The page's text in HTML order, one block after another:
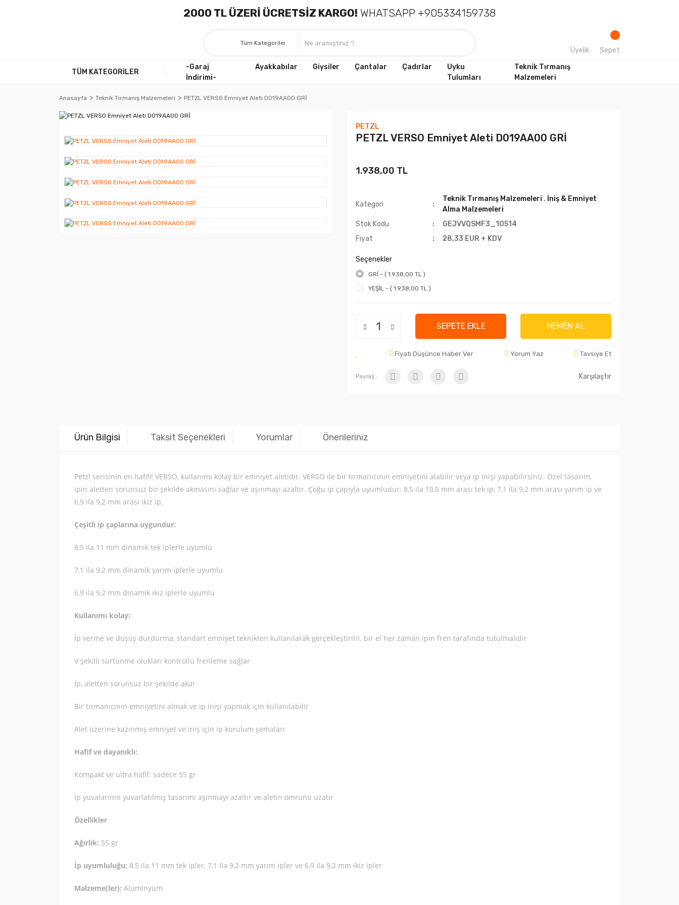
2000 TL ÜZERİ ÜCRETSİZ KARGO! WHATSAPP +905334159738
Üyelik Sepet
TÜM KATEGORİLER
-Garaj
İndirimi-
Ayakkabılar Giysiler Çantalar Çadırlar
Uyku
Tulumları
Teknik Tırmanış
Malzemeleri
Anasayfa Teknik Tırmanış Malzemeleri PETZL VERSO Emniyet Aleti D019AA00 GRİ
PETZL
PETZL VERSO Emniyet Aleti D019AA00 GRİ
1.938,00 TL
Kategori
Teknik Tırmanış Malzemeleri , İniş & Emniyet
Alma Malzemeleri
Stok Kodu
GEJVVQSMF3_10514
Fiyat
28,33 EUR + KDV
Seçenekler
GRİ - ( 1.938,00 TL )
YEŞİL - ( 1.938,00 TL )
SEPETE EKLE HEMEN AL
Fiyatı Düşünce Haber Ver Yorum Yaz Tavsiye Et
Paylaş : Karşılaştır
Ürün Bilgisi Taksit Seçenekleri Yorumlar Önerileriniz
Petzl serisinin en hafifi! VERSO, kullanımı kolay bir emniyet aletidir. VERSO ile bir tırmanıcının emniyetini alabilir veya ip inişi yapabilirsiniz. Özel tasarım,
ipin aletten sorunsuz bir şekilde akmasını sağlar ve aşınmayı azaltır. Çoğu ip çapıyla uyumludur: 8,5 ila 10,5 mm arası tek ip, 7,1 ila 9,2 mm arası yarım ip ve
6,9 ila 9,2 mm arası ikiz ip.
Çeşitli ip çaplarına uygundur:
8,5 ila 11 mm dinamik tek iplerle uyumlu
7,1 ila 9,2 mm dinamik yarım iplerle uyumlu
6,9 ila 9,2 mm dinamik ikiz iplerle uyumlu
Kullanımı kolay:
İp verme ve düşüş durdurma, standart emniyet teknikleri kullanılarak gerçekleştirilir, bir el her zaman ipin fren tarafında tutulmalıdır
V şekilli sürtünme olukları kontrollü frenleme sağlar
İp, aletten sorunsuz bir şekilde akar
Bir tırmanıcının emniyetini almak ve ip inişi yapmak için kullanılabilir
Alet üzerine kazınmış emniyet ve iniş için ip kurulum şemaları
Hafif ve dayanıklı:
Kompakt ve ultra hafif: sadece 55 gr
İp yuvalarının yuvarlatılmış tasarımı aşınmayı azaltır ve aletin ömrünü uzatır
Özellikler
Ağırlık: 55 gr
İp uyumluluğu: 8,5 ila 11 mm tek ipler, 7,1 ila 9,2 mm yarım ipler ve 6,9 ila 9,2 mm ikiz ipler
Malzeme(ler): Aluminyum